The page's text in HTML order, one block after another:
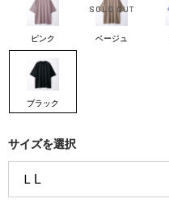
ピンク ベージュ
ブラック
サイズを選択